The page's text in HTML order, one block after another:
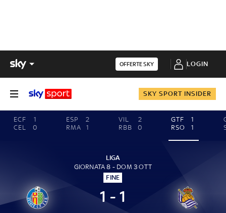
OFFERTE SKY LOGIN
SKY SPORT INSIDER
ECF
1
CEL
0
ESP
2
RMA
1
VIL
2
RBB
0
GTF
1
RSO
1
LIGA
GIORNATA 8 - DOM 3 OTT
FINE
1 - 1